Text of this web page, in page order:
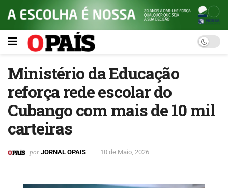
Ministério da Educação
reforça rede escolar do
Cubango com mais de 10 mil
carteiras
por JORNAL OPAIS 10 de Maio, 2026